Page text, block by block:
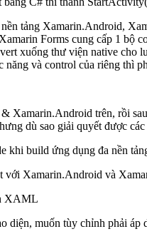
tảng Xamarin.Android,
Forms cung cấp 1 bộ
xuống thư viện native
và control của riêng thì
Xamarin.Android trên, rồi
dù sao giải quyết được
khi build ứng dụng đa nền
với Xamarin.Android và
XAML
diện, muốn tùy chỉnh phải áp